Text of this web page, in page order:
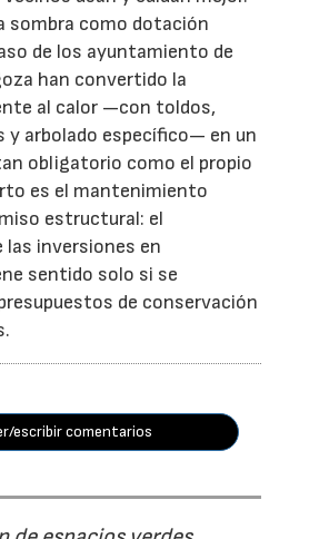
sombra como dotación
de los ayuntamiento de
han convertido la
al calor —con toldos,
y arbolado específico— en un
obligatorio como el propio
es el mantenimiento
estructural: el
inversiones en
sentido solo si se
de conservación
escribir comentarios